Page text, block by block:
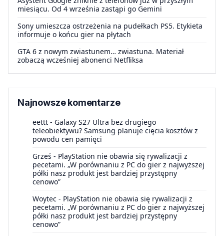
miesiącu. Od 4 września zastąpi go Gemini
Sony umieszcza ostrzeżenia na pudełkach PS5. Etykieta
informuje o końcu gier na płytach
GTA 6 z nowym zwiastunem… zwiastuna. Materiał
zobaczą wcześniej abonenci Netfliksa
Najnowsze komentarze
eettt - Galaxy S27 Ultra bez drugiego
teleobiektywu? Samsung planuje cięcia kosztów z
powodu cen pamięci
Grześ - PlayStation nie obawia się rywalizacji z
pecetami. „W porównaniu z PC do gier z najwyższej
półki nasz produkt jest bardziej przystępny
cenowo”
Woytec - PlayStation nie obawia się rywalizacji z
pecetami. „W porównaniu z PC do gier z najwyższej
półki nasz produkt jest bardziej przystępny
cenowo”